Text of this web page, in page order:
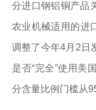
分进口钢铝铜产品
农业机械适用的进
调整了今年4月2日
是否“完全”使用美
分含量比例门槛从